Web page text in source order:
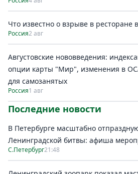
Что известно о взрыве в ресторане
Россия2 авг
Августовские нововведения:
опции карты "Мир", изменения в
для самозанятых
Россия1 авг
Последние новости
В Петербурге масштабно
Ленинградской битвы: афиша
С.Петербург21:48